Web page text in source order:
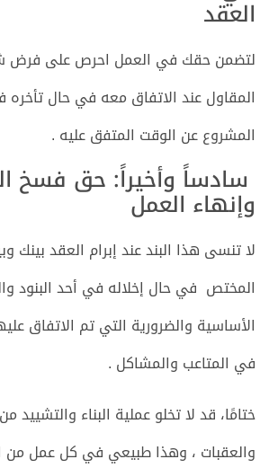
العقد
لتضمن حقك في العمل احرص على فرض
المقاول عند الاتفاق معه في حال
المشروع عن الوقت المتفق عليه .
سادساً وأخيراً: حق فسخ
وإنهاء العمل
لا تنسى هذا البند عند إبرام العقد بينك
المختص في حال إخلاله في أحد البنود
الأساسية والضرورية التي تم الاتفاق
في المتاعب والمشاكل .
ختامًا، قد لا تخلو عملية البناء
والعقبات ، وهذا طبيعي في كل عمل من